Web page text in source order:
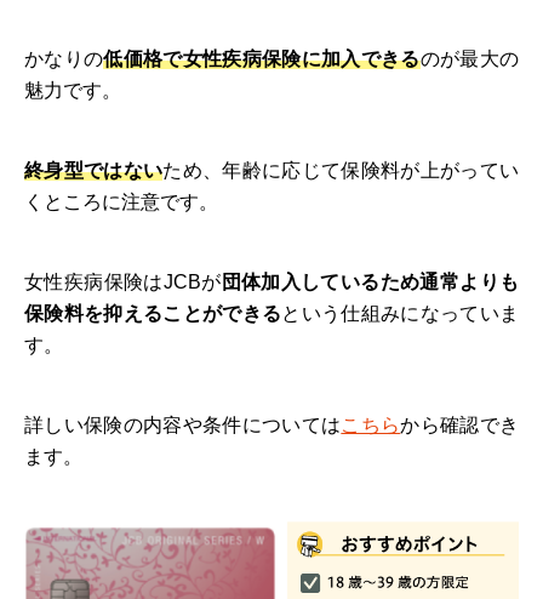
かなりの低価格で女性疾病保険に加入できるのが最大の
魅力です。
終身型ではないため、年齢に応じて保険料が上がってい
くところに注意です。
女性疾病保険はJCBが 団体加入しているため通常よりも
保険料を抑えることができるという仕組みになっていま
す。
詳しい保険の内容や条件についてはこちらから確認でき
ます。